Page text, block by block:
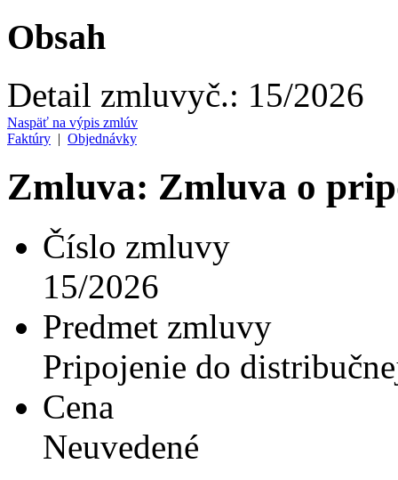
Obsah
Detail zmluvyč.: 15/2026
Naspäť na výpis zmlúv
Faktúry | Objednávky
Zmluva: Zmluva o
Číslo zmluvy
15/2026
Predmet zmluvy
Pripojenie do
Cena
Neuvedené